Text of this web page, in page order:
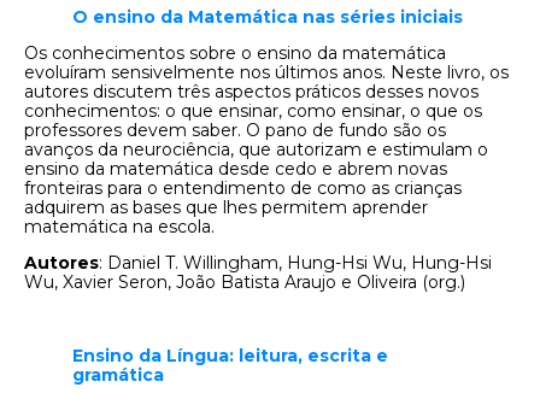
O ensino da Matemática nas séries iniciais
Os conhecimentos sobre o ensino da matemática
evoluíram sensivelmente nos últimos anos. Neste livro, os
autores discutem três aspectos práticos desses novos
conhecimentos: o que ensinar, como ensinar, o que os
professores devem saber. O pano de fundo são os
avanços da neurociência, que autorizam e estimulam o
ensino da matemática desde cedo e abrem novas
fronteiras para o entendimento de como as crianças
adquirem as bases que lhes permitem aprender
matemática na escola.
Autores: Daniel T. Willingham, Hung-Hsi Wu, Hung-Hsi
Wu, Xavier Seron, João Batista Araujo e Oliveira (org.)
Ensino da Língua: leitura, escrita e
gramática